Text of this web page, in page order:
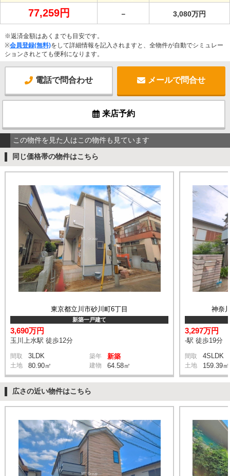
77,259円 － 3,080万円
※返済金額はあくまでも目安です。
※会員登録(無料)をして詳細情報を記入されますと、全物件が自動でシミュレー
ションされとても便利になります。
電話で問合わせ メールで問合せ
来店予約
この物件を見た人はこの物件も見ています
同じ価格帯の物件はこちら
東京都立川市砂川町6丁目
新築一戸建て
3,690万円
玉川上水駅 徒歩12分
間取 3LDK 築年 新築
土地 80.90㎡ 建物 64.58㎡
神奈
3,297万円
-駅 徒歩19分
間取 4SLDK
土地 159.39㎡
広さの近い物件はこちら